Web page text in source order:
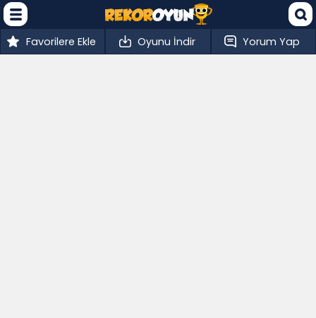
Favorilere Ekle Oyunu İndir Yorum Yap